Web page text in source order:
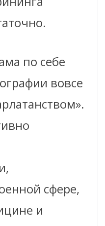
по себе
вовсе
сфере,
и